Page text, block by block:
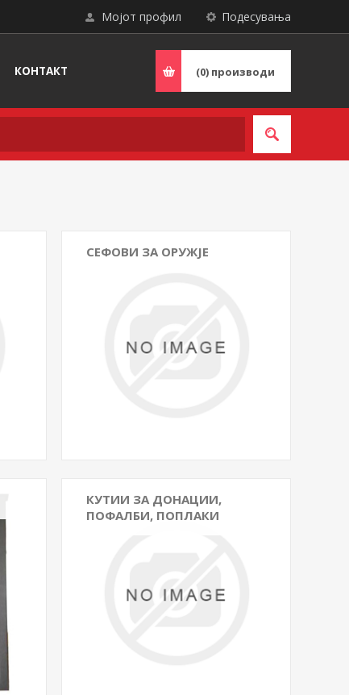
Подесувања
Мојот профил
КОНТАКТ (0) производи
СЕФОВИ ЗА ОРУЖЈЕ
КУТИИ ЗА ДОНАЦИИ,
ПОФАЛБИ, ПОПЛАКИ